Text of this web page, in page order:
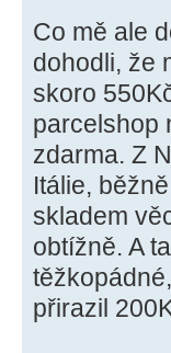
Co mě ale
dohodli, že
skoro
parcelshop
zdarma. Z
Itálie,
skladem
obtížně. A
přirazil